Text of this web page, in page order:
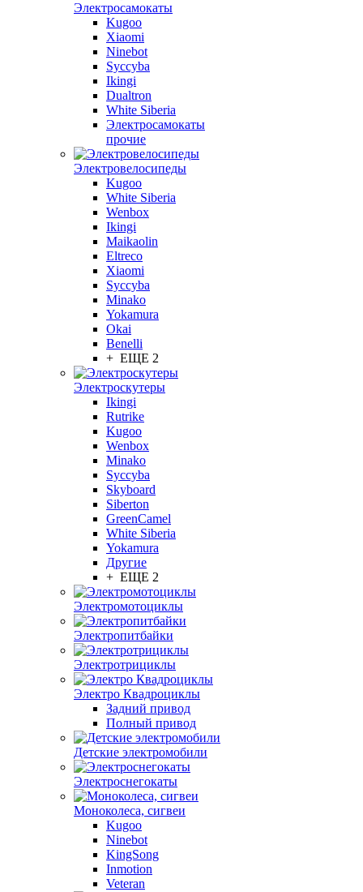
Электросамокаты
Kugoo
Xiaomi
Ninebot
Syccyba
Ikingi
Dualtron
White Siberia
Электросамокаты
прочие
Электровелосипеды
Kugoo
White Siberia
Wenbox
Ikingi
Maikaolin
Eltreco
Xiaomi
Syccyba
Minako
Yokamura
Okai
Benelli
+ ЕЩЕ 2
Электроскутеры
Ikingi
Rutrike
Kugoo
Wenbox
Minako
Syccyba
Skyboard
Siberton
GreenCamel
White Siberia
Yokamura
Другие
+ ЕЩЕ 2
Электромотоциклы
Электропитбайки
Электротрициклы
Электро Квадроциклы
Задний привод
Полный привод
Детские электромобили
Электроснегокаты
Моноколеса, сигвеи
Kugoo
Ninebot
KingSong
Inmotion
Veteran